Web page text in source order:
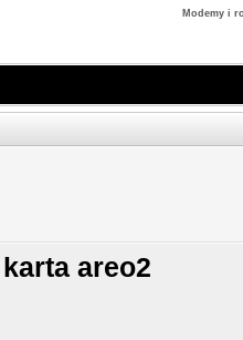
Modemy i
areo2